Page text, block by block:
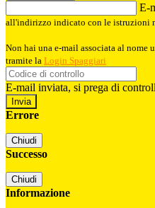
E-
all'indirizzo indicato con le istruzioni
Non hai una e-mail associata al nome
tramite la Login Spaggiari
E-mail inviata, si prega di
Errore
Chiudi
Successo
Chiudi
Informazione